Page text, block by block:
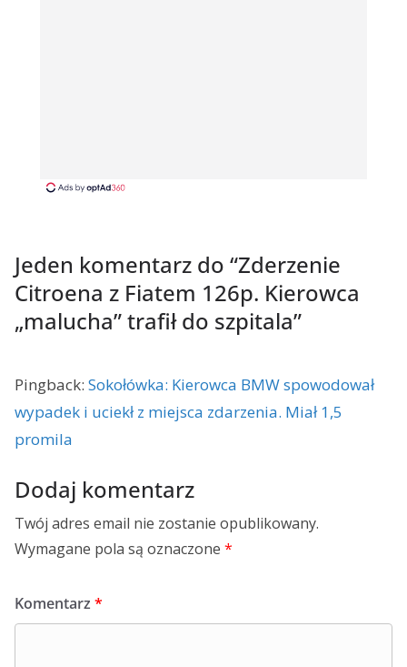
Jeden komentarz do “Zderzenie
Citroena z Fiatem 126p. Kierowca
„malucha” trafił do szpitala”
Pingback: Sokołówka: Kierowca BMW spowodował
wypadek i uciekł z miejsca zdarzenia. Miał 1,5
promila
Dodaj komentarz
Twój adres email nie zostanie opublikowany.
Wymagane pola są oznaczone *
Komentarz *